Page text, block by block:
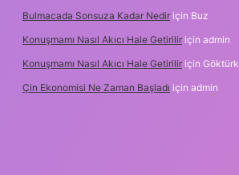
Bulmacada Sonsuza Kadar Nedir için Buz
Konuşmamı Nasıl Akıcı Hale Getirilir için admin
Konuşmamı Nasıl Akıcı Hale Getirilir için Göktürk
Çin Ekonomisi Ne Zaman Başladı için admin